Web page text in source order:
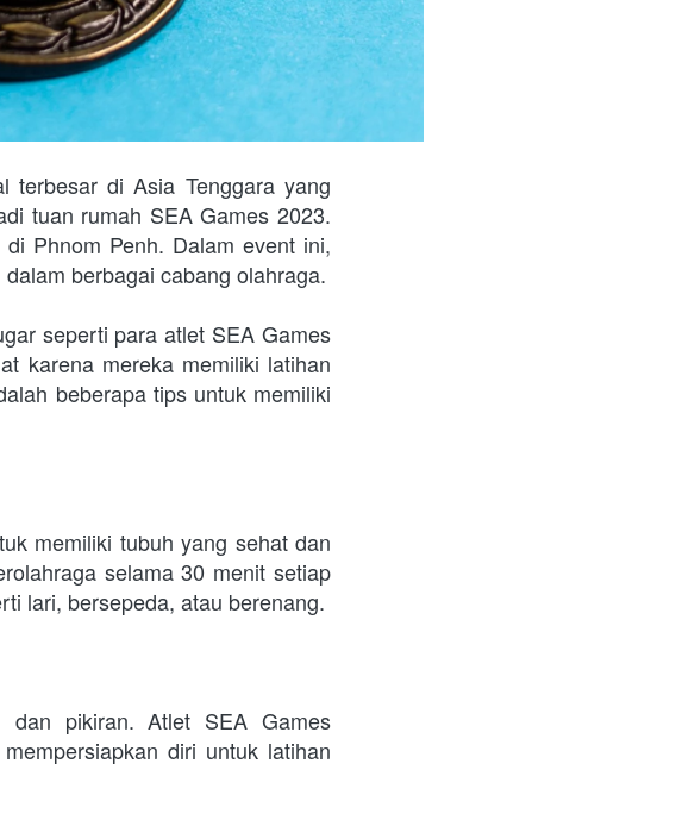
terbesar di Asia Tenggara yang
tuan rumah SEA Games 2023.
Phnom Penh. Dalam event ini,
berbagai cabang olahraga.
seperti para atlet SEA Games
karena mereka memiliki latihan
beberapa tips untuk memiliki
memiliki tubuh yang sehat dan
selama 30 menit setiap
lari, bersepeda, atau berenang.
dan pikiran. Atlet SEA Games
diri untuk latihan